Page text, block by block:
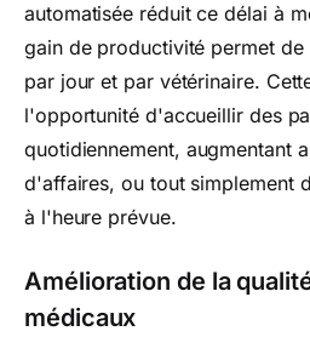
automatisée réduit ce délai à
gain de productivité permet
par jour et par vétérinaire.
l'opportunité d'accueillir des
quotidiennement, augmentant
d'affaires, ou tout simplement
à l'heure prévue.
Amélioration de la
médicaux